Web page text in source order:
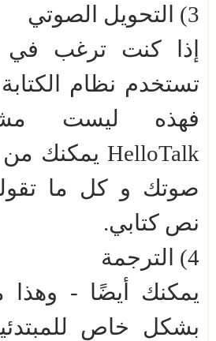
3) التحويل الصوتي
إذا كنت ترغب في
تستخدم نظام
فهذه ليست
HelloTalk يمكنك
صوتك و كل ما
نص كتابي.
4) الترجمة
يمكنك أيضًا - وهذا
بشكل خاص